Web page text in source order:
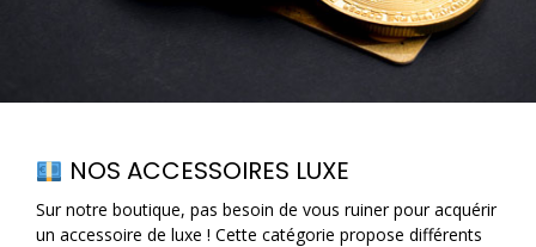
NOS ACCESSOIRES LUXE
Sur notre boutique, pas besoin de vous ruiner pour acquérir
un accessoire de luxe ! Cette catégorie propose différents